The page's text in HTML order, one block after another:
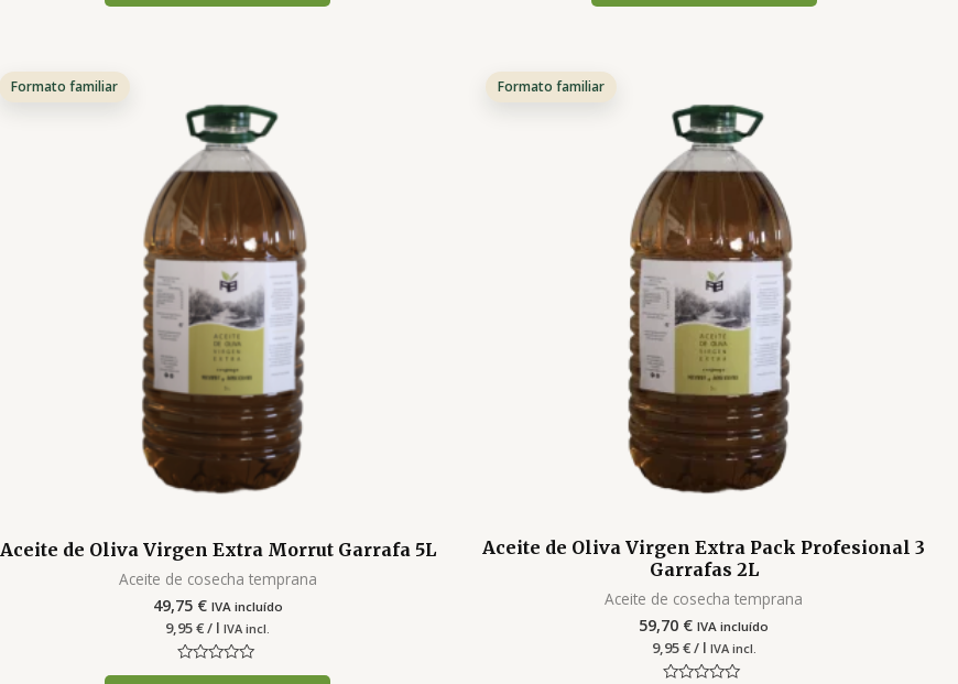
5
5
Formato familiar
Aceite de Oliva Virgen Extra Morrut Garrafa 5L
Aceite de cosecha temprana
49,75 € IVA incluído
9,95€/ lIVA incl.
Valorado
Formato familiar
Aceite de Oliva Virgen Extra Pack Profesional 3
Garrafas 2L
Aceite de cosecha temprana
59,70 € IVA incluído
9,95€/ l IVA incl.